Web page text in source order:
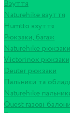
Взуття
Naturehike взуття
Humtto взуття
Рюкзаки, багаж
Naturehike
Victorinox
Deuter рюкзаки
Пальники та
Naturehike
Quest газові